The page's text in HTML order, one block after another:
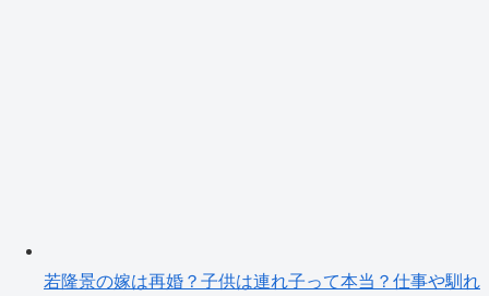
若隆景の嫁は再婚？子供は連れ子って本当？仕事や馴れ